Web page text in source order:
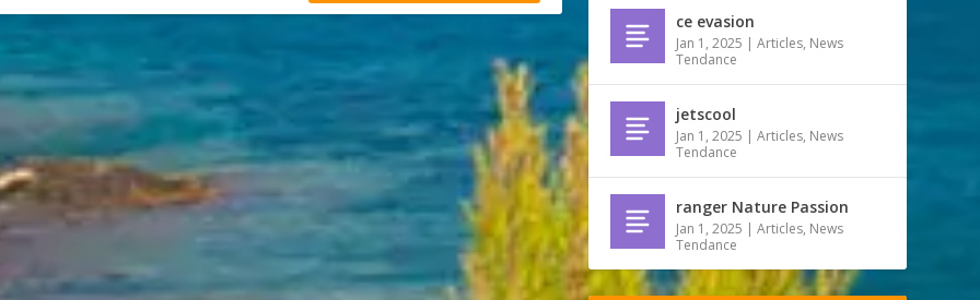
ce evasion
Jan 1, 2025 |Articles, News
Tendance
jetscool
Jan 1, 2025 |Articles, News
Tendance
ranger Nature Passion
Jan 1, 2025 |Articles, News
Tendance